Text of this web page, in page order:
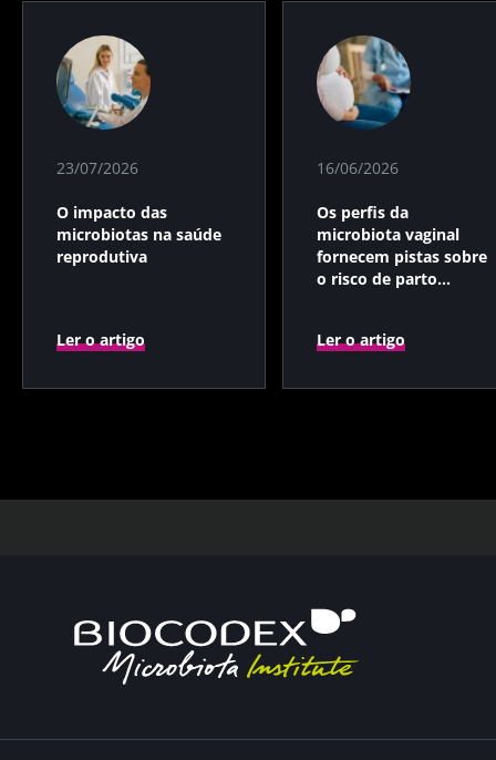
23/07/2026
O impacto das
microbiotas na saúde
reprodutiva
Ler o artigo
16/06/2026
Os perfis da
microbiota vaginal
fornecem pistas sobre
o risco de parto
Ler o artigo